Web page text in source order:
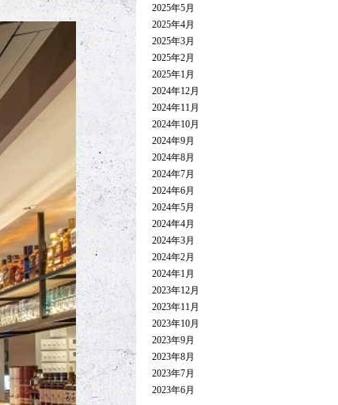
2025年5月
2025年4月
2025年3月
2025年2月
2025年1月
2024年12月
2024年11月
2024年10月
2024年9月
2024年8月
2024年7月
2024年6月
2024年5月
2024年4月
2024年3月
2024年2月
2024年1月
2023年12月
2023年11月
2023年10月
2023年9月
2023年8月
2023年7月
2023年6月